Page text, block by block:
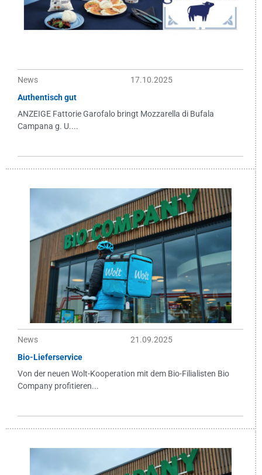
News
17.10.2025
Authentisch gut
ANZEIGE Fattorie Garofalo bringt Mozzarella di Bufala
Campana g. U....
News
21.09.2025
Bio-Lieferservice
Von der neuen Wolt-Kooperation mit dem Bio-Filialisten Bio
Company profitieren...